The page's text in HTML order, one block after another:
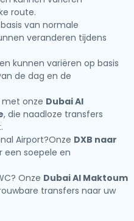
route.
van normale
veranderen tijdens
kunnen variëren op basis
de dag en de
met onze Dubai Al
, die naadloze transfers
Airport?Onze DXB naar
een soepele en
Onze Dubai Al Maktoum
transfers naar uw